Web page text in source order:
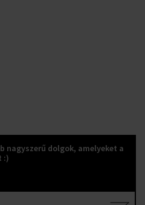
nagyszerű dolgok, amelyeket a
:)